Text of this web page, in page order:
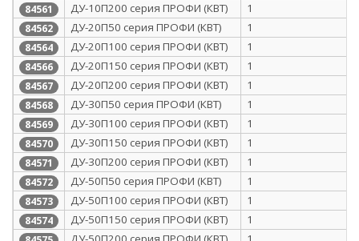
84561 ДУ-10П200 серия ПРОФИ (КВТ) 1
84562 ДУ-20П50 серия ПРОФИ (КВТ) 1
84564 ДУ-20П100 серия ПРОФИ (КВТ) 1
84566 ДУ-20П150 серия ПРОФИ (КВТ) 1
84567 ДУ-20П200 серия ПРОФИ (КВТ) 1
84568 ДУ-30П50 серия ПРОФИ (КВТ) 1
84569 ДУ-30П100 серия ПРОФИ (КВТ) 1
84570 ДУ-30П150 серия ПРОФИ (КВТ) 1
84571 ДУ-30П200 серия ПРОФИ (КВТ) 1
84572 ДУ-50П50 серия ПРОФИ (КВТ) 1
84573 ДУ-50П100 серия ПРОФИ (КВТ) 1
84574 ДУ-50П150 серия ПРОФИ (КВТ) 1